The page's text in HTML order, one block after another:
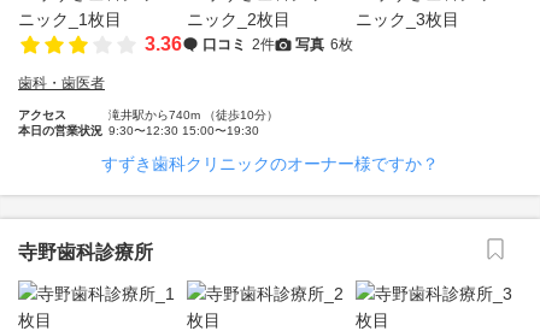
3.36 口コミ 2件 写真 6枚
歯科・歯医者
アクセス
滝井駅から740m （徒歩10分）
本日の営業状況 9:30〜12:30 15:00〜19:30
すずき歯科クリニックのオーナー様ですか？
寺野歯科診療所